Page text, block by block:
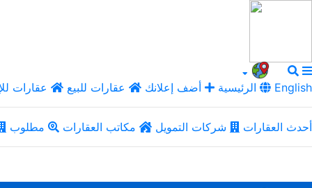
الرئيسية أضف إعلانك عقارات للبيع عقارات English
أحدث العقارات شركات التمويل مكاتب العقارات مطلوب